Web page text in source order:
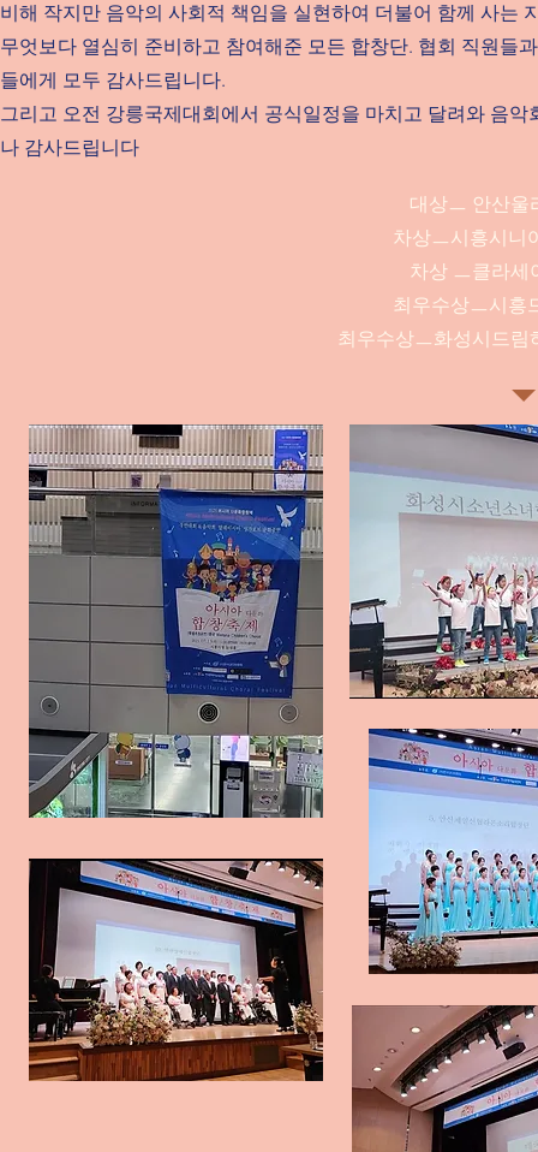
비해 작지만 음악의 사회적 책임을 실현하여 더불어 함께 사는
무엇보다 열심히 준비하고 참여해준 모든 합창단. 협회 직원들
들에게 모두 감사드립니다.
그리고 오전 강릉국제대회에서 공식일정을 마치고 달려와 음
나 감사드립니다
대상ㅡ 안산울
차상ㅡ시흥시니
차상 ㅡ클라세
최우수상ㅡ시흥
최우수상ㅡ화성시드